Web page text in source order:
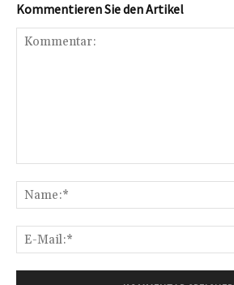
Kommentieren Sie den Artikel